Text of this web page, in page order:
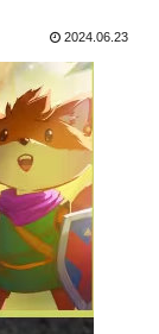
2024.06.23